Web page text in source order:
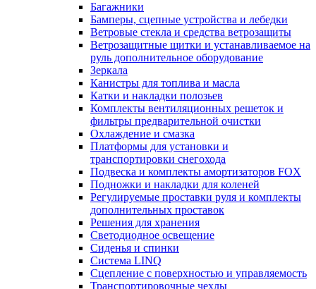
Багажники
Бамперы, сцепные устройства и лебедки
Ветровые стекла и средства ветрозащиты
Ветрозащитные щитки и устанавливаемое на
руль дополнительное оборудование
Зеркала
Канистры для топлива и масла
Катки и накладки полозьев
Комплекты вентиляционных решеток и
фильтры предварительной очистки
Охлаждение и смазка
Платформы для установки и
транспортировки снегохода
Подвеска и комплекты амортизаторов FOX
Подножки и накладки для коленей
Регулируемые проставки руля и комплекты
дополнительных проставок
Решения для хранения
Светодиодное освещение
Сиденья и спинки
Система LINQ
Сцепление с поверхностью и управляемость
Транспортировочные чехлы